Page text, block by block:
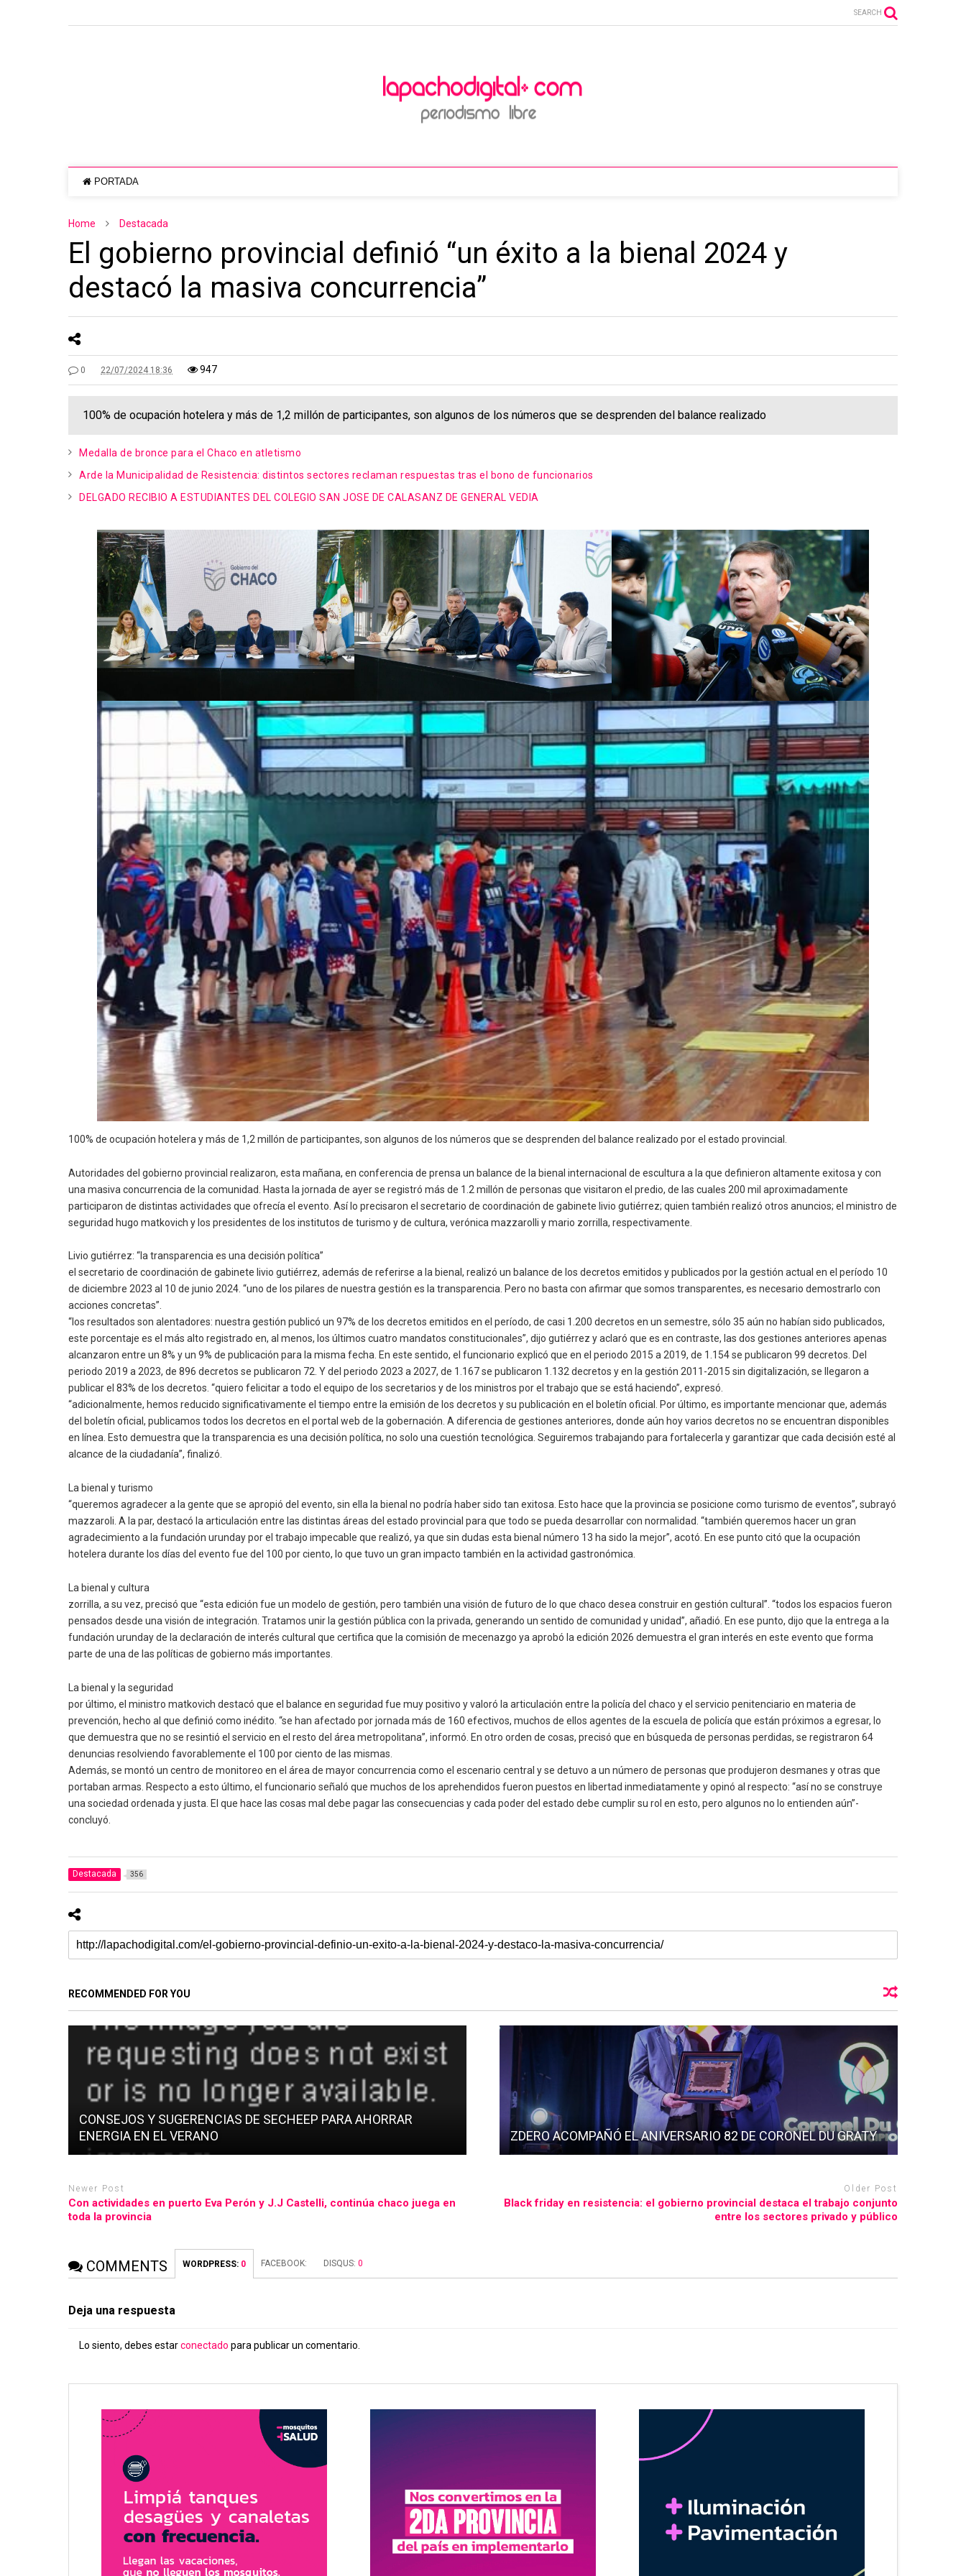
SEARCH
PORTADA
Home Destacada
El gobierno provincial definió “un éxito a la bienal 2024 y
destacó la masiva concurrencia”
0 22/07/2024 18:36 947
100% de ocupación hotelera y más de 1,2 millón de participantes, son algunos de los números que se desprenden del balance realizado
Medalla de bronce para el Chaco en atletismo
Arde la Municipalidad de Resistencia: distintos sectores reclaman respuestas tras el bono de funcionarios
DELGADO RECIBIO A ESTUDIANTES DEL COLEGIO SAN JOSE DE CALASANZ DE GENERAL VEDIA
100% de ocupación hotelera y más de 1,2 millón de participantes, son algunos de los números que se desprenden del balance realizado por el estado provincial.
Autoridades del gobierno provincial realizaron, esta mañana, en conferencia de prensa un balance de la bienal internacional de escultura a la que definieron altamente exitosa y con
una masiva concurrencia de la comunidad. Hasta la jornada de ayer se registró más de 1.2 millón de personas que visitaron el predio, de las cuales 200 mil aproximadamente
participaron de distintas actividades que ofrecía el evento. Así lo precisaron el secretario de coordinación de gabinete livio gutiérrez; quien también realizó otros anuncios; el ministro de
seguridad hugo matkovich y los presidentes de los institutos de turismo y de cultura, verónica mazzarolli y mario zorrilla, respectivamente.
Livio gutiérrez: “la transparencia es una decisión política”
el secretario de coordinación de gabinete livio gutiérrez, además de referirse a la bienal, realizó un balance de los decretos emitidos y publicados por la gestión actual en el período 10
de diciembre 2023 al 10 de junio 2024. “uno de los pilares de nuestra gestión es la transparencia. Pero no basta con afirmar que somos transparentes, es necesario demostrarlo con
acciones concretas”.
“los resultados son alentadores: nuestra gestión publicó un 97% de los decretos emitidos en el período, de casi 1.200 decretos en un semestre, sólo 35 aún no habían sido publicados,
este porcentaje es el más alto registrado en, al menos, los últimos cuatro mandatos constitucionales”, dijo gutiérrez y aclaró que es en contraste, las dos gestiones anteriores apenas
alcanzaron entre un 8% y un 9% de publicación para la misma fecha. En este sentido, el funcionario explicó que en el periodo 2015 a 2019, de 1.154 se publicaron 99 decretos. Del
periodo 2019 a 2023, de 896 decretos se publicaron 72. Y del periodo 2023 a 2027, de 1.167 se publicaron 1.132 decretos y en la gestión 2011-2015 sin digitalización, se llegaron a
publicar el 83% de los decretos. “quiero felicitar a todo el equipo de los secretarios y de los ministros por el trabajo que se está haciendo”, expresó.
“adicionalmente, hemos reducido significativamente el tiempo entre la emisión de los decretos y su publicación en el boletín oficial. Por último, es importante mencionar que, además
del boletín oficial, publicamos todos los decretos en el portal web de la gobernación. A diferencia de gestiones anteriores, donde aún hoy varios decretos no se encuentran disponibles
en línea. Esto demuestra que la transparencia es una decisión política, no solo una cuestión tecnológica. Seguiremos trabajando para fortalecerla y garantizar que cada decisión esté al
alcance de la ciudadanía”, finalizó.
La bienal y turismo
“queremos agradecer a la gente que se apropió del evento, sin ella la bienal no podría haber sido tan exitosa. Esto hace que la provincia se posicione como turismo de eventos”, subrayó
mazzaroli. A la par, destacó la articulación entre las distintas áreas del estado provincial para que todo se pueda desarrollar con normalidad. “también queremos hacer un gran
agradecimiento a la fundación urunday por el trabajo impecable que realizó, ya que sin dudas esta bienal número 13 ha sido la mejor”, acotó. En ese punto citó que la ocupación
hotelera durante los días del evento fue del 100 por ciento, lo que tuvo un gran impacto también en la actividad gastronómica.
La bienal y cultura
zorrilla, a su vez, precisó que “esta edición fue un modelo de gestión, pero también una visión de futuro de lo que chaco desea construir en gestión cultural”. “todos los espacios fueron
pensados desde una visión de integración. Tratamos unir la gestión pública con la privada, generando un sentido de comunidad y unidad”, añadió. En ese punto, dijo que la entrega a la
fundación urunday de la declaración de interés cultural que certifica que la comisión de mecenazgo ya aprobó la edición 2026 demuestra el gran interés en este evento que forma
parte de una de las políticas de gobierno más importantes.
La bienal y la seguridad
por último, el ministro matkovich destacó que el balance en seguridad fue muy positivo y valoró la articulación entre la policía del chaco y el servicio penitenciario en materia de
prevención, hecho al que definió como inédito. “se han afectado por jornada más de 160 efectivos, muchos de ellos agentes de la escuela de policía que están próximos a egresar, lo
que demuestra que no se resintió el servicio en el resto del área metropolitana”, informó. En otro orden de cosas, precisó que en búsqueda de personas perdidas, se registraron 64
denuncias resolviendo favorablemente el 100 por ciento de las mismas.
Además, se montó un centro de monitoreo en el área de mayor concurrencia como el escenario central y se detuvo a un número de personas que produjeron desmanes y otras que
portaban armas. Respecto a esto último, el funcionario señaló que muchos de los aprehendidos fueron puestos en libertad inmediatamente y opinó al respecto: “así no se construye
una sociedad ordenada y justa. El que hace las cosas mal debe pagar las consecuencias y cada poder del estado debe cumplir su rol en esto, pero algunos no lo entienden aún”-
concluyó.
Destacada 356
RECOMMENDED FOR YOU
CONSEJOS Y SUGERENCIAS DE SECHEEP PARA AHORRAR
ENERGIA EN EL VERANO
ZDERO ACOMPAÑÓ EL ANIVERSARIO 82 DE CORONEL DU GRATY
Newer Post
Con actividades en puerto Eva Perón y J.J Castelli, continúa chaco juega en
toda la provincia
Older Post
Black friday en resistencia: el gobierno provincial destaca el trabajo conjunto
entre los sectores privado y público
COMMENTS WORDPRESS: 0 FACEBOOK: DISQUS:0
Deja una respuesta
Lo siento, debes estarconectado para publicar un comentario.